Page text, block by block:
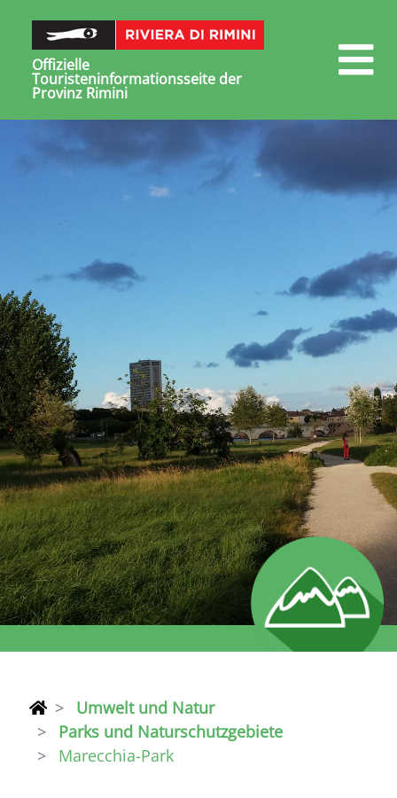
Offizielle
Touristeninformationsseite der
Provinz Rimini
Umwelt und Natur
Parks und Naturschutzgebiete
Marecchia-Park